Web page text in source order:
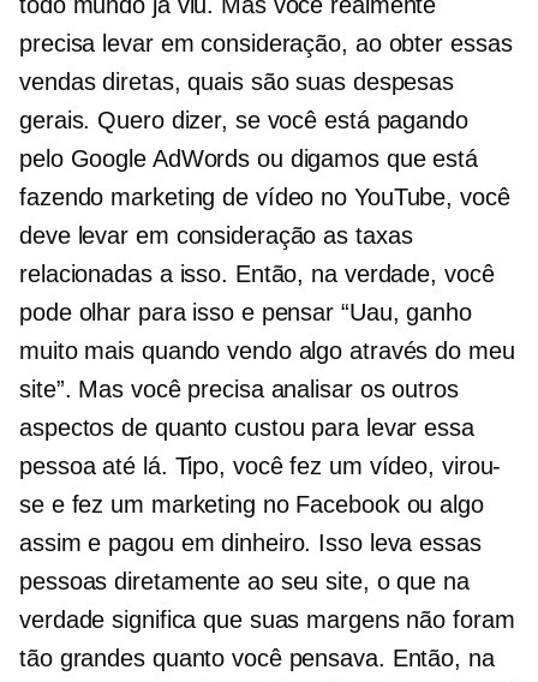
precisa levar em consideração, ao obter essas
vendas diretas, quais são suas despesas
gerais. Quero dizer, se você está pagando
pelo Google AdWords ou digamos que está
fazendo marketing de vídeo no YouTube, você
deve levar em consideração as taxas
relacionadas a isso. Então, na verdade, você
pode olhar para isso e pensar “Uau, ganho
muito mais quando vendo algo através do meu
site”. Mas você precisa analisar os outros
aspectos de quanto custou para levar essa
pessoa até lá. Tipo, você fez um vídeo, virou-
se e fez um marketing no Facebook ou algo
assim e pagou em dinheiro. Isso leva essas
pessoas diretamente ao seu site, o que na
verdade significa que suas margens não foram
tão grandes quanto você pensava. Então, na